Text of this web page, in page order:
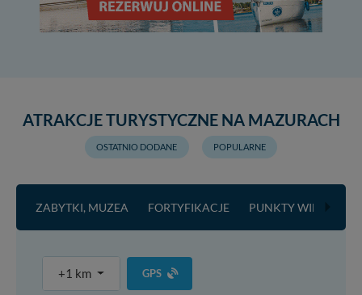
ATRAKCJE TURYSTYCZNE NA MAZURACH
OSTATNIO DODANE POPULARNE
ZABYTKI, MUZEA FORTYFIKACJE PUNKTY
+1 km GPS